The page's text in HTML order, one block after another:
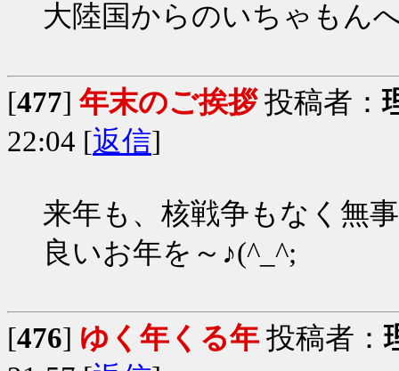
大陸国からのいちゃもん
[477] 年末のご挨拶投稿者：
22:04 [返信]
来年も、核戦争もなく無
良いお年を～♪(^_^;
[476] ゆく年くる年 投稿者：